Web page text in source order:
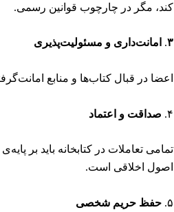
کند، مگر در چارچوب قوانین رسمی.
۳. امانت‌داری و مسئولیت‌پذیری
اعضا در قبال کتاب‌ها و منابع
۴. صداقت و اعتماد
تمامی تعاملات در کتابخانه باید بر
اصول اخلاقی است.
۵. حفظ حریم شخصی